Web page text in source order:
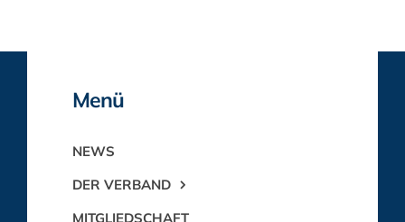
Menü
NEWS
DER VERBAND
MITGLIEDSCHAFT